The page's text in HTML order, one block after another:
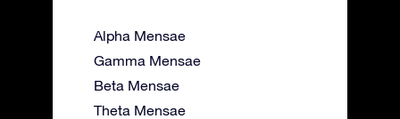
Alpha Mensae
Gamma Mensae
Beta Mensae
Theta Mensae